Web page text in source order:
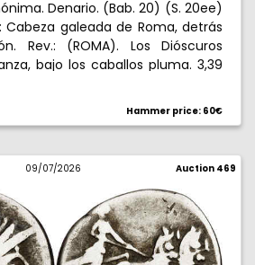
Denario. (Bab. 20) (S. 20ee)
Cabeza galeada de Roma, detrás
Rev.: (ROMA). Los Dióscuros
bajo los caballos pluma. 3,39
Hammer price: 60€
09/07/2026 Auction 469